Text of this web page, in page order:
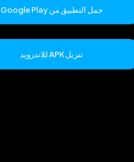
حمل التطبيق من Google Play
تنزيل APK للاندرويد